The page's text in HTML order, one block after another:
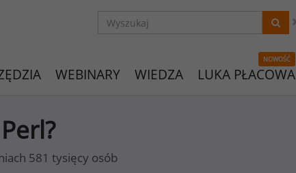
WEBINARY WIEDZA
NOWOŚĆ
LUKA PŁACOWA
581 tysięcy osób